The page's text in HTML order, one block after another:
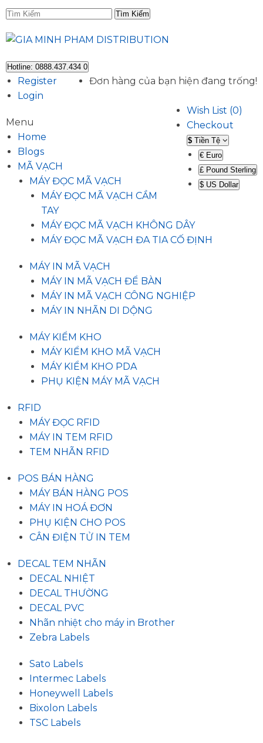
Tìm Kiếm
Hotline: 0888.437.434 0
Đơn hàng của bạn hiện đang trống!
Register
Login
Wish List (0)
Checkout
$ Tiền Tệ
€ Euro
£ Pound Sterling
$ US Dollar
Menu
Home
Blogs
MÃ VẠCH
MÁY ĐỌC MÃ VẠCH
MÁY ĐỌC MÃ VẠCH CẦM
TAY
MÁY ĐỌC MÃ VẠCH KHÔNG DÂY
MÁY ĐỌC MÃ VẠCH ĐA TIA CỐ ĐỊNH
MÁY IN MÃ VẠCH
MÁY IN MÃ VẠCH ĐỂ BÀN
MÁY IN MÃ VẠCH CÔNG NGHIỆP
MÁY IN NHÃN DI DỘNG
MÁY KIỂM KHO
MÁY KIỂM KHO MÃ VẠCH
MÁY KIỂM KHO PDA
PHỤ KIỆN MÁY MÃ VẠCH
RFID
MÁY ĐỌC RFID
MÁY IN TEM RFID
TEM NHÃN RFID
POS BÁN HÀNG
MÁY BÁN HÀNG POS
MÁY IN HOÁ ĐƠN
PHỤ KIỆN CHO POS
CÂN ĐIỆN TỬ IN TEM
DECAL TEM NHÃN
DECAL NHIỆT
DECAL THƯỜNG
DECAL PVC
Nhãn nhiệt cho máy in Brother
Zebra Labels
Sato Labels
Intermec Labels
Honeywell Labels
Bixolon Labels
TSC Labels